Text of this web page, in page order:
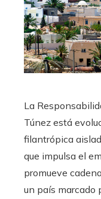
La
Túnez está
filantrópica
que impulsa el
promueve
un país marcado